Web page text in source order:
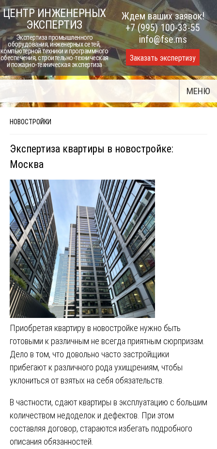
Skip
to
content
ЦЕНТР ИНЖЕНЕРНЫХ
ЭКСПЕРТИЗ
Экспертиза промышленного
оборудования, инженерных сетей,
компьютерной техники и программного
обеспечения, строительно-техническая
и пожарно-техническая экспертиза
Ждем ваших заявок!
+7 (995) 100-33-55
info@fse.ms
Заказать экспертизу
МЕНЮ
НОВОСТРОЙКИ
Экспертиза квартиры в новостройке:
Москва
Приобретая квартиру в новостройке нужно быть
готовыми к различным не всегда приятным сюрпризам.
Дело в том, что довольно часто застройщики
прибегают к различного рода ухищрениям, чтобы
уклониться от взятых на себя обязательств.
В частности, сдают квартиры в эксплуатацию с большим
количеством недоделок и дефектов. При этом
составляя договор, стараются избегать подробного
описания обязанностей.